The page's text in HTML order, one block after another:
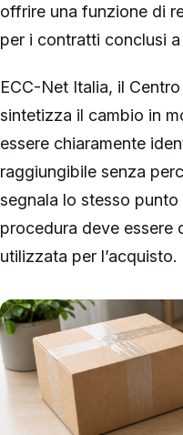
offrire una funzione di
per i contratti conclusi
ECC-Net Italia, il
sintetizza il cambio in
essere chiaramente
raggiungibile senza
segnala lo stesso
procedura deve essere
utilizzata per l’acquisto.